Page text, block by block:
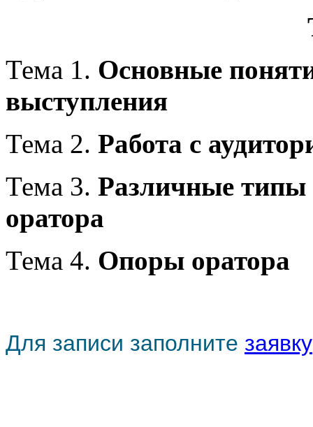
Тема 1. Основные
выступления
Тема 2. Работа с
Тема 3. Различные типы
оратора
Тема 4. Опоры оратора
Для записи заполните заявку